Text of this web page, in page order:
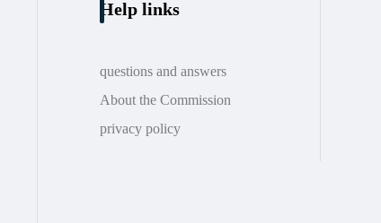
Help links
questions and answers
About the Commission
privacy policy